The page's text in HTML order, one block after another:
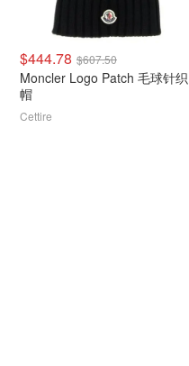
$444.78 $607.50
Moncler Logo Patch 毛球针织
帽
Cettire